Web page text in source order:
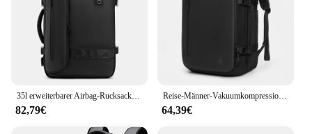
82,79€
Reise-Männer-Vakuumkompressionsrucksack Business 16-Zoll-Laptop-Rucksack wasserdichter Schul- und Outdoor-Wanderrucksack für Pumpen
64,39€